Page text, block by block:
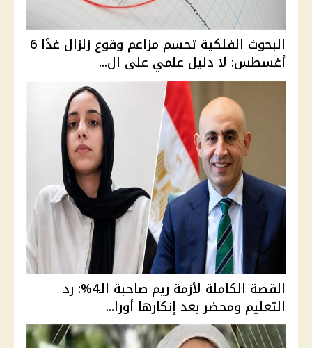
البحوث الفلكية تحسم مزاعم وقوع زلزال غدًا 6
أغسطس: لا دليل علمي على ال...
القصة الكاملة لأزمة ريم صاحبة الـ4%: رد
التعليم ومحضر بعد إنكارها أورا...